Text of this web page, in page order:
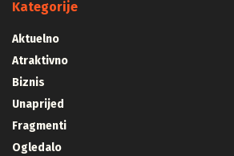
Kategorije
Aktuelno
Atraktivno
Biznis
Unaprijed
Fragmenti
Ogledalo